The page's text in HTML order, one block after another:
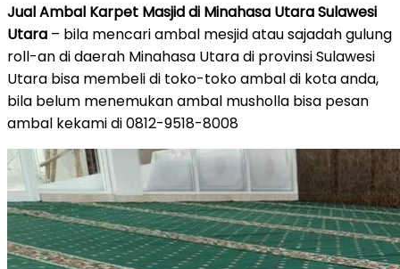
Jual Ambal Karpet Masjid di Minahasa Utara Sulawesi
Utara – bila mencari ambal mesjid atau sajadah gulung
roll-an di daerah Minahasa Utara di provinsi Sulawesi
Utara bisa membeli di toko-toko ambal di kota anda,
bila belum menemukan ambal musholla bisa pesan
ambal kekami di 0812-9518-8008